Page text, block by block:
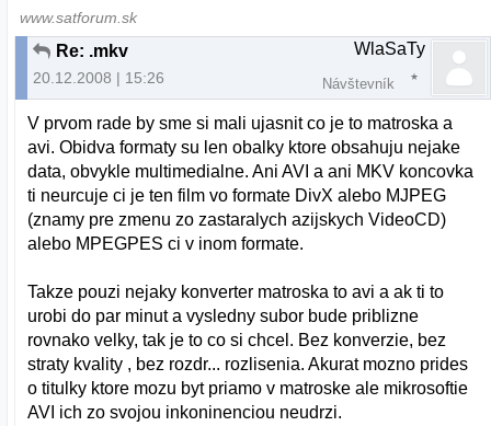
www.satforum.sk
Re: .mkv
20.12.2008 | 15:26
WlaSaTy
Návštevník
V prvom rade by sme si mali ujasnit co je to matroska a
avi. Obidva formaty su len obalky ktore obsahuju nejake
data, obvykle multimedialne. Ani AVI a ani MKV koncovka
ti neurcuje ci je ten film vo formate DivX alebo MJPEG
(znamy pre zmenu zo zastaralych azijskych VideoCD)
alebo MPEGPES ci v inom formate.
Takze pouzi nejaky konverter matroska to avi a ak ti to
urobi do par minut a vysledny subor bude priblizne
rovnako velky, tak je to co si chcel. Bez konverzie, bez
straty kvality , bez rozdr... rozlisenia. Akurat mozno prides
o titulky ktore mozu byt priamo v matroske ale mikrosoftie
AVI ich zo svojou inkoninenciou neudrzi.